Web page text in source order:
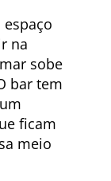
na
sobe
bar tem
ficam
meio